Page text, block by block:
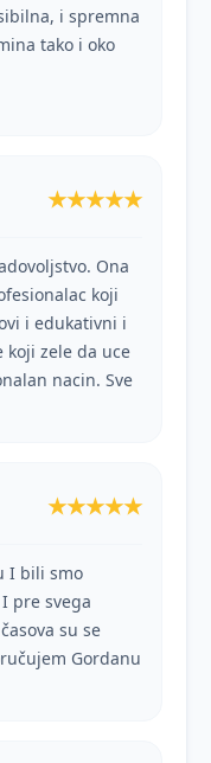
i spremna
tako i oko
★★★★★
Ona
koji
i edukativni i
koji zele da uce
nacin. Sve
★★★★★
I bili smo
pre svega
su se
Gordanu